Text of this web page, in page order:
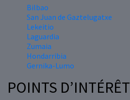
Bilbao
San Juan de Gaztelugatxe
Lekeitio
Laguardia
Zumaia
Hondarribia
Gernika-Lumo
POINTS D’INTÉRÊT